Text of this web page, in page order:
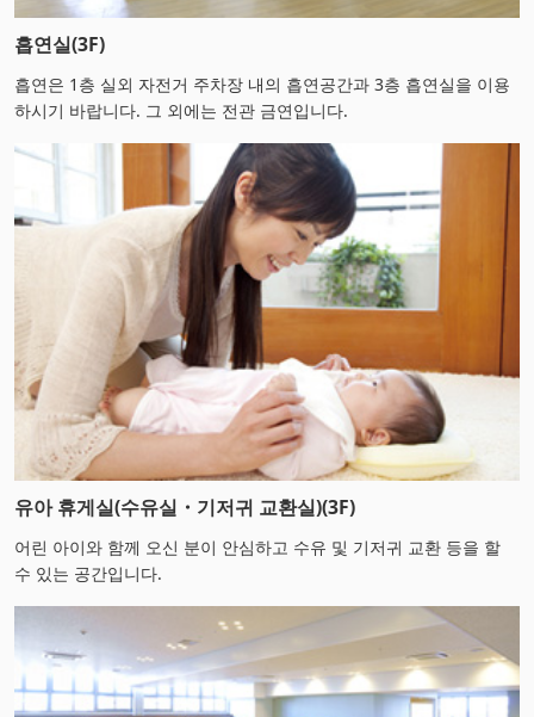
흡연실(3F)
흡연은 1층 실외 자전거 주차장 내의 흡연공간과 3층 흡연실을 이용
하시기 바랍니다. 그 외에는 전관 금연입니다.
유아 휴게실(수유실・기저귀 교환실)(3F)
어린 아이와 함께 오신 분이 안심하고 수유 및 기저귀 교환 등을 할
수 있는 공간입니다.